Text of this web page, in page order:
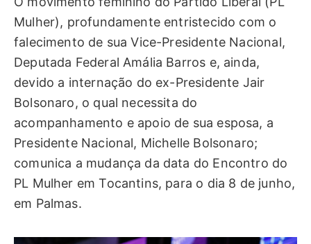
Mulher), profundamente entristecido com o
falecimento de sua Vice-Presidente Nacional,
Deputada Federal Amália Barros e, ainda,
devido a internação do ex-Presidente Jair
Bolsonaro, o qual necessita do
acompanhamento e apoio de sua esposa, a
Presidente Nacional, Michelle Bolsonaro;
comunica a mudança da data do Encontro do
PL Mulher em Tocantins, para o dia 8 de junho,
em Palmas.